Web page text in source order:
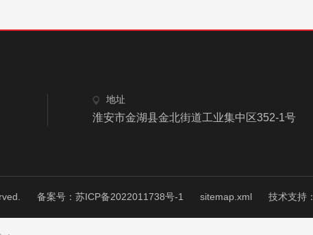
地址
淮安市金湖县金北街道工业集中区352-1号
备案号：苏ICP备2022011738号-1 sitemap.xml 技术支持：